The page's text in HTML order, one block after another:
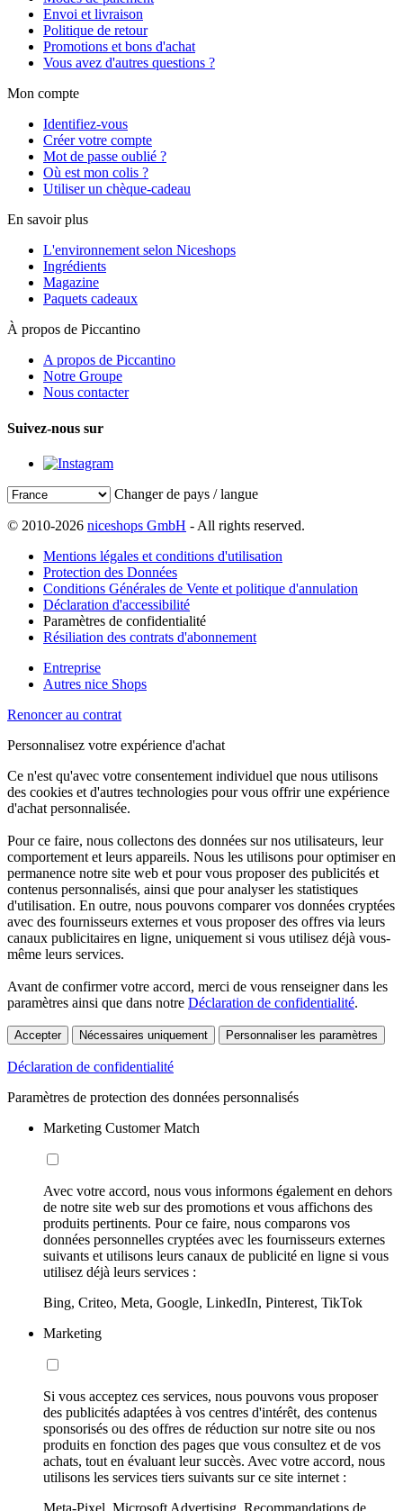
Envoi et livraison
Politique de retour
Promotions et bons d'achat
Vous avez d'autres questions ?
Mon compte
Identifiez-vous
Créer votre compte
Mot de passe oublié ?
Où est mon colis ?
Utiliser un chèque-cadeau
En savoir plus
L'environnement selon Niceshops
Ingrédients
Magazine
Paquets cadeaux
À propos de Piccantino
A propos de Piccantino
Notre Groupe
Nous contacter
Suivez-nous sur
Changer de pays / langue
© 2010-2026 niceshops GmbH - All rights reserved.
Mentions légales et conditions d'utilisation
Protection des Données
Conditions Générales de Vente et politique d'annulation
Déclaration d'accessibilité
Paramètres de confidentialité
Résiliation des contrats d'abonnement
Entreprise
Autres nice Shops
Renoncer au contrat
Personnalisez votre expérience d'achat
Ce n'est qu'avec votre consentement individuel que nous utilisons
des cookies et d'autres technologies pour vous offrir une expérience
d'achat personnalisée.
Pour ce faire, nous collectons des données sur nos utilisateurs, leur
comportement et leurs appareils. Nous les utilisons pour optimiser en
permanence notre site web et pour vous proposer des publicités et
contenus personnalisés, ainsi que pour analyser les statistiques
d'utilisation. En outre, nous pouvons comparer vos données cryptées
avec des fournisseurs externes et vous proposer des offres via leurs
canaux publicitaires en ligne, uniquement si vous utilisez déjà vous-
même leurs services.
Avant de confirmer votre accord, merci de vous renseigner dans les
paramètres ainsi que dans notre Déclaration de confidentialité.
Accepter Nécessaires uniquement Personnaliser les paramètres
Déclaration de confidentialité
Paramètres de protection des données personnalisés
Marketing Customer Match
Avec votre accord, nous vous informons également en dehors
de notre site web sur des promotions et vous affichons des
produits pertinents. Pour ce faire, nous comparons vos
données personnelles cryptées avec les fournisseurs externes
suivants et utilisons leurs canaux de publicité en ligne si vous
utilisez déjà leurs services :
Bing, Criteo, Meta, Google, LinkedIn, Pinterest, TikTok
Marketing
Si vous acceptez ces services, nous pouvons vous proposer
des publicités adaptées à vos centres d'intérêt, des contenus
sponsorisés ou des offres de réduction sur notre site ou nos
produits en fonction des pages que vous consultez et de vos
achats, tout en évaluant leur succès. Avec votre accord, nous
utilisons les services tiers suivants sur ce site internet :
Meta-Pixel, Microsoft Advertising, Recommandations de